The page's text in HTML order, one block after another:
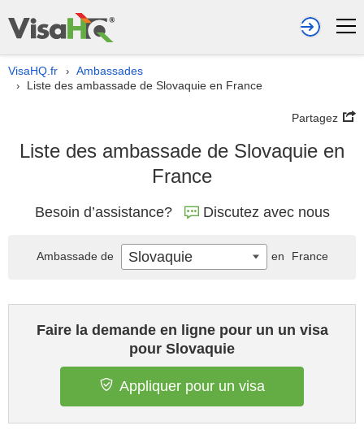
VisaHQ.fr › Ambassades
› Liste des ambassade de Slovaquie en France
Partagez
Liste des ambassade de Slovaquie en
France
Besoin d’assistance? Discutez avec nous
Faire la demande en ligne pour un un visa
pour Slovaquie
Appliquer pour un visa
Ambassade de Slovaquie en France